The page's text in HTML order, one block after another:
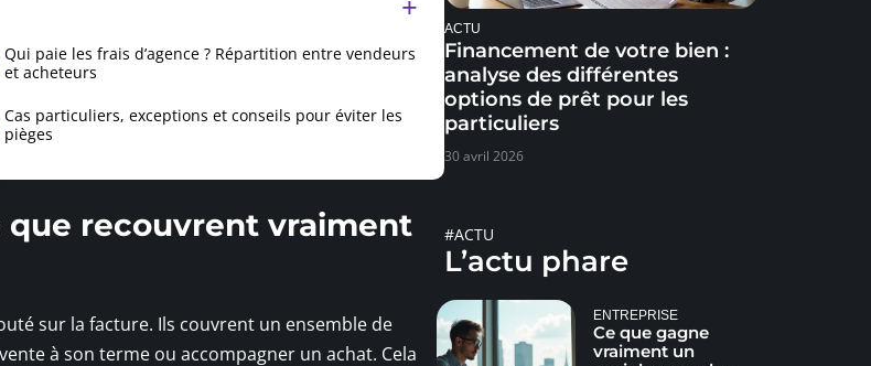
Qui paie les frais d’agence ? Répartition entre vendeurs
et acheteurs
Cas particuliers, exceptions et conseils pour éviter les
pièges
que recouvrent vraiment
sur la facture. Ils couvrent un ensemble de
à son terme ou accompagner un achat. Cela
ACTU
Financement de votre bien :
analyse des différentes
options de prêt pour les
particuliers
30 avril 2026
#ACTU
L’actu phare
ENTREPRISE
Ce que gagne
vraiment un